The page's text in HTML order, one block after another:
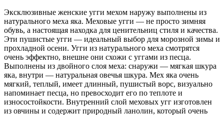
Эксклюзивные женские угги мехом наружу выполнены из
натурального меха яка. Меховые угги — не просто зимняя
обувь, а настоящая находка для ценительниц стиля и качества.
Эти пушистые угги — идеальный выбор для морозной зимы и
прохладной осени. Угги из натурального меха смотрятся
очень эффектно, внешне они схожи с уггами из песца.
Выполнены из двойного слоя меха: снаружи — мягкая шкура
яка, внутри — натуральная овечья шкура. Мех яка очень
мягкий, теплый, имеет длинный, пушистый ворс, визуально
напоминает песца, но превосходит его по теплоте и
износостойкости. Внутренний слой меховых угг изготовлен
из овчины и содержит природный ланолин, который очень